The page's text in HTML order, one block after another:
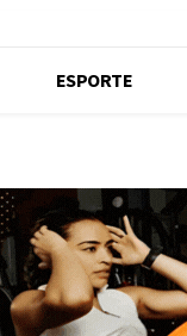
ESPORTE